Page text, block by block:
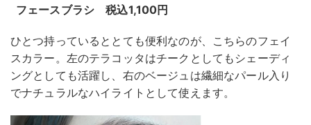
フェースブラシ 税込1,100円
ひとつ持っているととても便利なのが、こちらのフェイ
スカラー。左のテラコッタはチークとしてもシェーディ
ングとしても活躍し、右のベージュは繊細なパール入り
でナチュラルなハイライトとして使えます。